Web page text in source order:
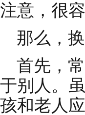
注意，很
那么，
首先，
于别人。
孩和老人